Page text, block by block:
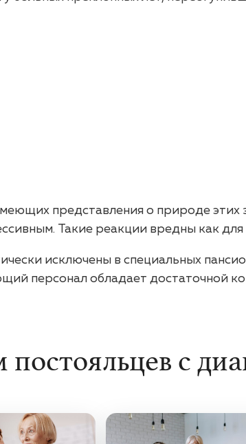
представления о природе этих
Такие реакции вредны как для
исключены в специальных
персонал обладает достаточной
с